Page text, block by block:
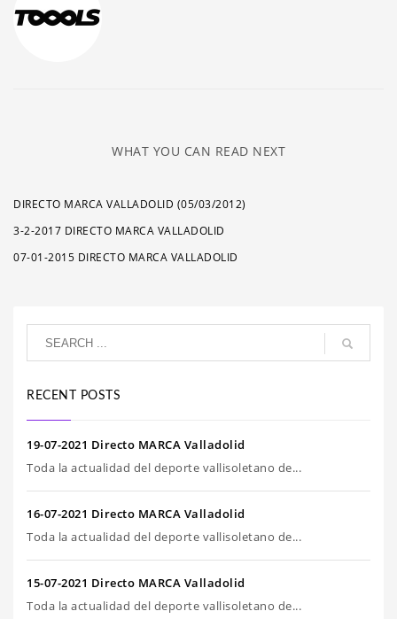
WHAT YOU CAN READ NEXT
DIRECTO MARCA VALLADOLID (05/03/2012)
3-2-2017 DIRECTO MARCA VALLADOLID
07-01-2015 DIRECTO MARCA VALLADOLID
RECENT POSTS
19-07-2021 Directo MARCA Valladolid
Toda la actualidad del deporte vallisoletano de...
16-07-2021 Directo MARCA Valladolid
Toda la actualidad del deporte vallisoletano de...
15-07-2021 Directo MARCA Valladolid
Toda la actualidad del deporte vallisoletano de...